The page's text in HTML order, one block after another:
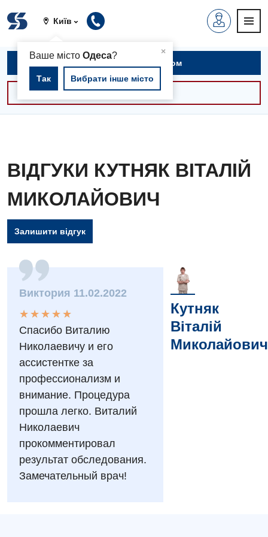
Київ
×
Ваше містоОдеса?
Так Вибрати інше місто
Вакансії
Заходи БПР
Інтернатура
Енциклопедія
Відгуки
Відео
Діагностика
Діагностичне відділення
Ендоскопічне відділення
Інструментальна діагностика
Рентгенографія
УЗД
Для дорослих
Акушерство і гінекологія
Декларування
Національний скринінг здоров’я 40+
Українська
Записатися на прийом
Консультації -30%
ВІДГУКИ КУТНЯК ВІТАЛІЙ
МИКОЛАЙОВИЧ
Залишити відгук
Виктория 11.02.2022
★
★
★
★
★
★ ★ ★ ★ ★
Спасибо Виталию
Николаевичу и его
ассистентке за
профессионализм и
внимание. Процедура
прошла легко. Виталий
Николаевич
прокомментировал
результат обследования.
Замечательный врач!
Кутняк
Віталій
Миколайович